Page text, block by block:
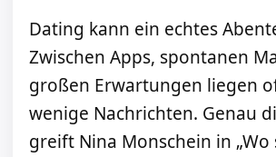
Dating kann ein echtes
Zwischen Apps, spontanen
großen Erwartungen liegen
wenige Nachrichten. Genau
greift Nina Monschein in „Wo